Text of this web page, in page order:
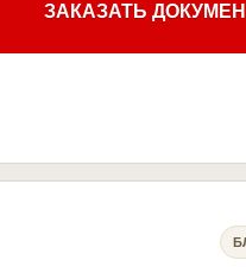
ЗАКАЗАТЬ